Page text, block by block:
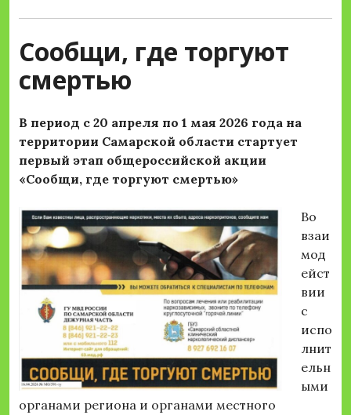
Сообщи, где торгуют
смертью
В период с 20 апреля по 1 мая 2026 года на
территории Самарской области стартует
первый этап общероссийской акции
«Сообщи, где торгуют смертью»
Во
взаи
мод
ейст
вии
с
испо
лнит
ельн
ыми
органами региона и органами местного